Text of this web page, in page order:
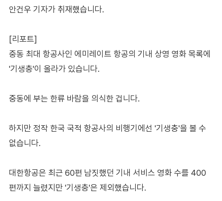
안건우 기자가 취재했습니다.
[리포트]
중동 최대 항공사인 에미레이트 항공의 기내 상영 영화 목록에
'기생충'이 올라가 있습니다.
중동에 부는 한류 바람을 의식한 겁니다.
하지만 정작 한국 국적 항공사의 비행기에선 '기생충'을 볼 수
없습니다.
대한항공은 최근 60편 남짓했던 기내 서비스 영화 수를 400
편까지 늘렸지만 '기생충'은 제외했습니다.